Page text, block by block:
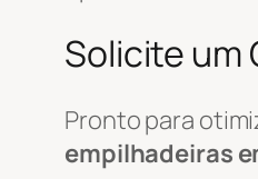
Solicite um
Pronto para
empilhadeiras